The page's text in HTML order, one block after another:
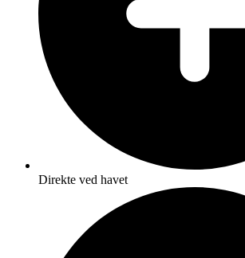
Direkte ved havet